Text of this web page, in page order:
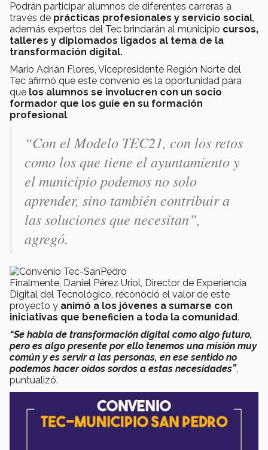
Podrán participar alumnos de diferentes carreras a
través de prácticas profesionales y servicio social,
además expertos del Tec brindarán al municipio cursos,
talleres y diplomados ligados al tema de la
transformación digital.
Mario Adrián Flores, Vicepresidente Región Norte del
Tec afirmó que este convenio es la oportunidad para
que los alumnos se involucren con un socio
formador que los guíe en su formación
profesional.
“Con el Modelo TEC21, con los retos
como los que tiene el ayuntamiento y
el municipio podemos no solo
aprender, sino también contribuir a
las soluciones que necesitan”,
agregó.
Finalmente, Daniel Pérez Uriol, Director de Experiencia
Digital del Tecnológico, reconoció el valor de este
proyecto y animó a los jóvenes a sumarse con
iniciativas que beneficien a toda la comunidad.
“Se habla de transformación digital como algo futuro,
pero es algo presente por ello tenemos una misión muy
común y es servir a las personas, en ese sentido no
podemos hacer oídos sordos a estas necesidades”,
puntualizó.